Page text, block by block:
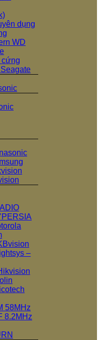
dụng
WD
cứng
–
58MHz
8.2MHz